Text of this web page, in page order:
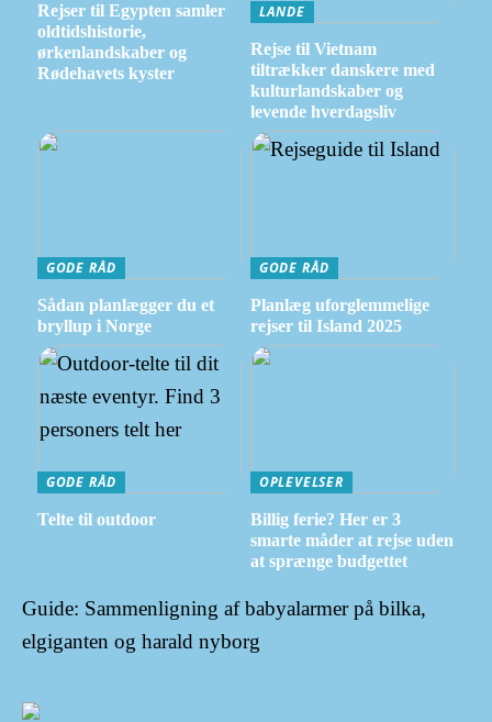
Rejser til Egypten samler
oldtidshistorie,
ørkenlandskaber og
Rødehavets kyster
LANDE
Rejse til Vietnam
tiltrækker danskere med
kulturlandskaber og
levende hverdagsliv
GODE RÅD
Sådan planlægger du et
bryllup i Norge
GODE RÅD
Planlæg uforglemmelige
rejser til Island 2025
GODE RÅD
Telte til outdoor
OPLEVELSER
Billig ferie? Her er 3
smarte måder at rejse uden
at sprænge budgettet
Guide: Sammenligning af babyalarmer på bilka,
elgiganten og harald nyborg